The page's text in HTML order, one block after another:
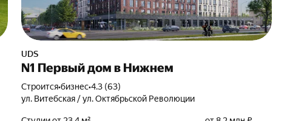
UDS
N1 Первый дом в Нижнем
Строится•бизнес•4.3 (63)
ул. Витебская / ул. Октябрьской Революции